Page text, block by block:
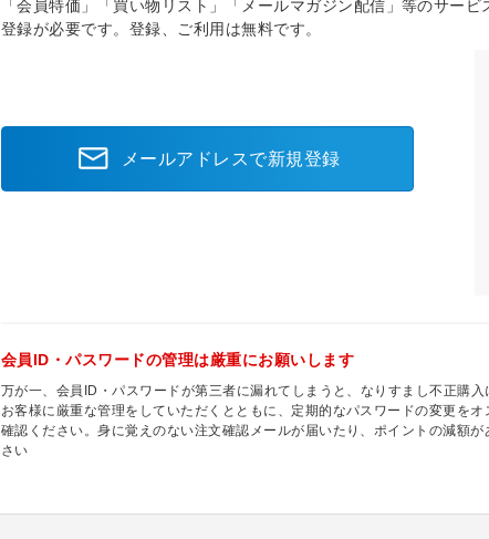
「会員特価」「買い物リスト」「メールマガジン配信」等のサー
登録が必要です。登録、ご利用は無料です。
メールアドレスで新規登録
会員ID・パスワードの管理は厳重にお願いします
万が一、会員ID・パスワードが第三者に漏れてしまうと、なりすまし不正購入
お客様に厳重な管理をしていただくとともに、定期的なパスワードの変更を
確認ください。身に覚えのない注文確認メールが届いたり、ポイントの減額
さい